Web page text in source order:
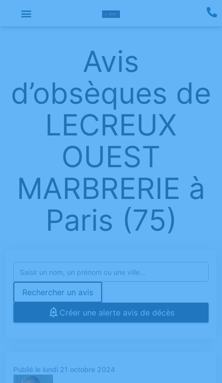
Avis
d’obsèques de
LECREUX
OUEST
MARBRERIE à
Paris (75)
Rechercher un avis
Créer une alerte avis de décès
Publié le lundi 21 octobre 2024